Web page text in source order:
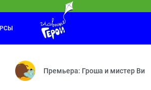
— Тучкина высота — Пещера
Уши с хвостиком
или обезьянка — Настоящая звёздочка
Премьера: Гроша и мистер Ви